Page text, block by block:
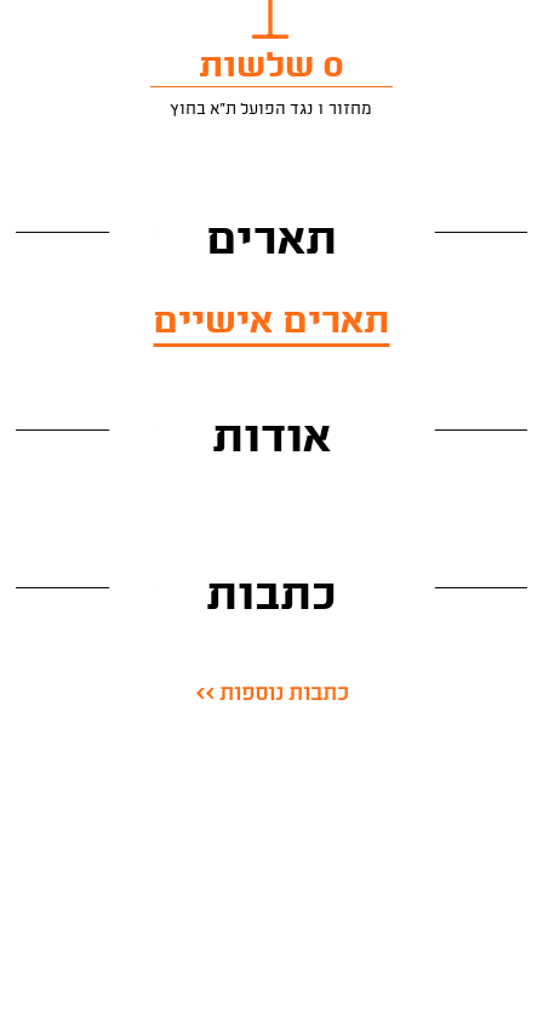
0 שלשות
מחזור 1 נגד הפועל ת"א בחוץ
תארים
תארים אישיים
אודות
כתבות
כתבות נוספות >>